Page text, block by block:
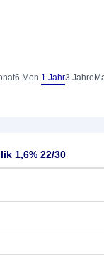
6 Mon.1 Jahr3 Jahre
1,6% 22/30